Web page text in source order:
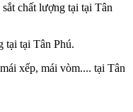
chất lượng tại tại Tân
tại tại Tân Phú.
xếp, mái vòm.... tại Tân